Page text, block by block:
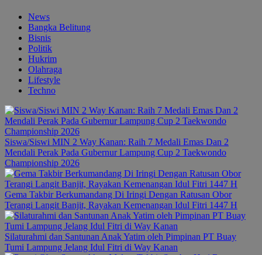
News
Bangka Belitung
Bisnis
Politik
Hukrim
Olahraga
Lifestyle
Techno
Siswa/Siswi MIN 2 Way Kanan: Raih 7 Medali Emas Dan 2
Mendali Perak Pada Gubernur Lampung Cup 2 Taekwondo
Championship 2026
Gema Takbir Berkumandang Di Iringi Dengan Ratusan Obor
Terangi Langit Banjit, Rayakan Kemenangan Idul Fitri 1447 H
Silaturahmi dan Santunan Anak Yatim oleh Pimpinan PT Buay
Tumi Lampung Jelang Idul Fitri di Way Kanan